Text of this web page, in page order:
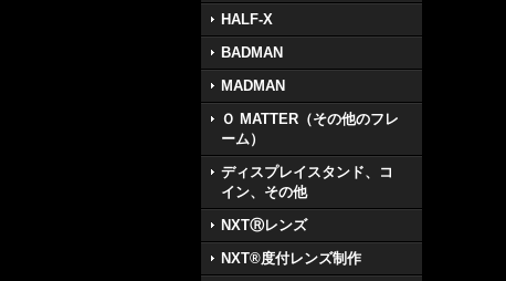
HALF-X
BADMAN
MADMAN
Ｏ MATTER（その他のフレ
ーム）
ディスプレイスタンド、コ
イン、その他
NXTⓇレンズ
NXT®度付レンズ制作